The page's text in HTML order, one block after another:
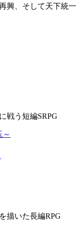
興、そして天下統一
戦う短編SRPG
描いた長編RPG